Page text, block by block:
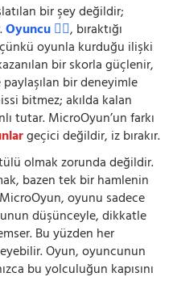
bir şey değildir;
Oyuncu 🧍‍♂️, bıraktığı
oyunla kurduğu ilişki
bir skorla güçlenir,
bir deneyimle
bitmez; akılda kalan
tutar. MicroOyun’un farkı
geçici değildir, iz bırakır.
olmak zorunda değildir.
bazen tek bir hamlenin
oyunu sadece
düşünceyle, dikkatle
Bu yüzden her
Oyun, oyuncunun
bu yolculuğun kapısını